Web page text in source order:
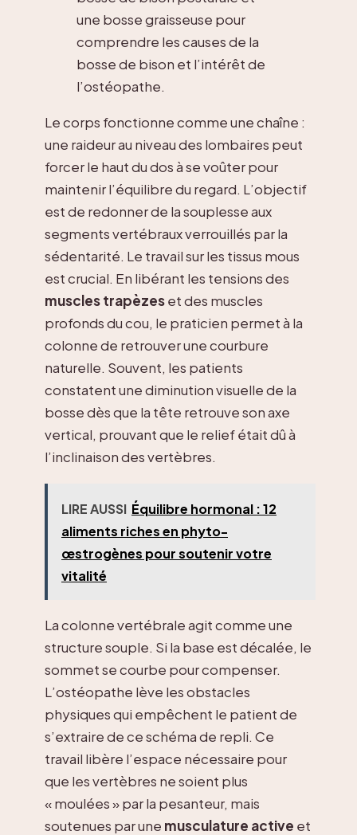
une bosse graisseuse pour
comprendre les causes de la
bosse de bison et l’intérêt de
l’ostéopathe.
Le corps fonctionne comme une chaîne :
une raideur au niveau des lombaires peut
forcer le haut du dos à se voûter pour
maintenir l’équilibre du regard. L’objectif
est de redonner de la souplesse aux
segments vertébraux verrouillés par la
sédentarité. Le travail sur les tissus mous
est crucial. En libérant les tensions des
muscles trapèzeset des muscles
profonds du cou, le praticien permet à la
colonne de retrouver une courbure
naturelle. Souvent, les patients
constatent une diminution visuelle de la
bosse dès que la tête retrouve son axe
vertical, prouvant que le relief était dû à
l’inclinaison des vertèbres.
LIRE AUSSI Équilibre hormonal : 12
aliments riches en phyto-
œstrogènes pour soutenir votre
vitalité
La colonne vertébrale agit comme une
structure souple. Si la base est décalée, le
sommet se courbe pour compenser.
L’ostéopathe lève les obstacles
physiques qui empêchent le patient de
s’extraire de ce schéma de repli. Ce
travail libère l’espace nécessaire pour
que les vertèbres ne soient plus
« moulées » par la pesanteur, mais
soutenues par une musculature active et